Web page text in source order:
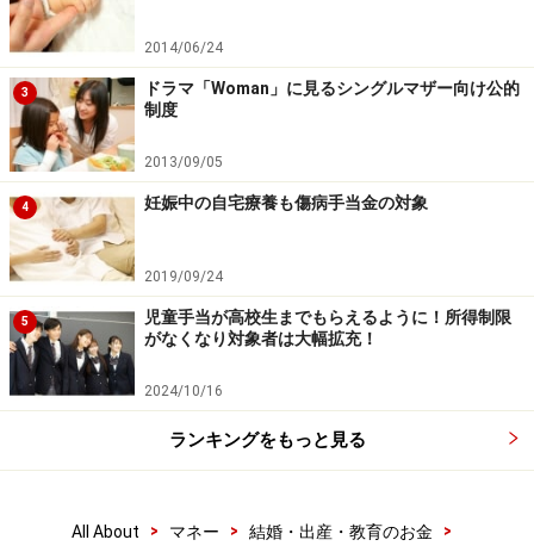
しかし、2024年10月以降（改正後）は、22歳到達後の最
初の年度末までの子どもを、子どもの人数として数える
ことになります。そのため、図表2の例では、大学生の
子どもは第1子、高校生は第2子、中学生は第3子とな
り、支給対象は第2子の高校生と第3子の中学生になり、
支給額は合計で月4万円になります。
2014/06/24
3
ドラマ「Woman」に見るシングルマザー向け公的
制度
2013/09/05
4 妊娠中の自宅療養も傷病手当金の対象
2019/09/24
5
児童手当が高校生までもらえるように！所得制限
がなくなり対象者は大幅拡充！
2024/10/16
ランキングをもっと見る
All About > マネー > 結婚・出産・教育のお金
>